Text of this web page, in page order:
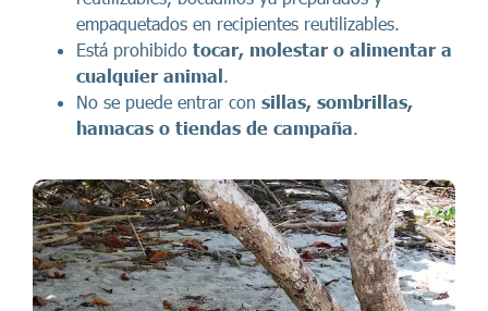
empaquetados en recipientes reutilizables.
Está prohibido tocar, molestar o alimentar a
cualquier animal.
No se puede entrar con sillas, sombrillas,
hamacas o tiendas de campaña.